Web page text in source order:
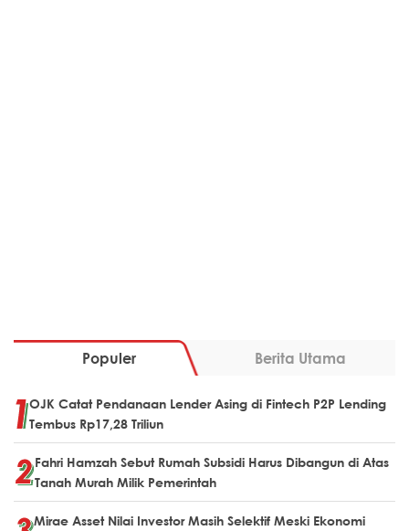
Populer Berita Utama
OJK Catat Pendanaan Lender Asing di Fintech P2P Lending
Tembus Rp17,28 Triliun
Fahri Hamzah Sebut Rumah Subsidi Harus Dibangun di Atas
Tanah Murah Milik Pemerintah
Mirae Asset Nilai Investor Masih Selektif Meski Ekonomi